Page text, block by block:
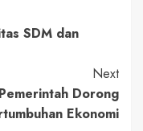
SDM dan
Next
Dorong
Ekonomi